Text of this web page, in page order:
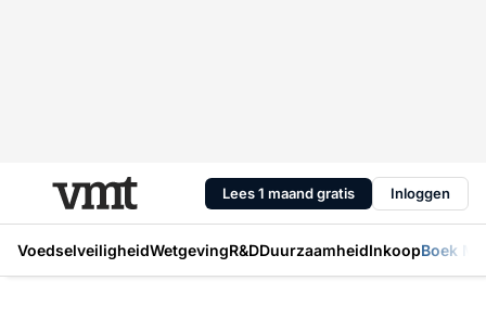
Lees 1 maand gratis Inloggen
VoedselveiligheidWetgevingR&DDuurzaamheidInkoopBoek